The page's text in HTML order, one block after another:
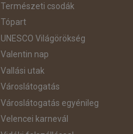
Természeti csodák
Tópart
UNESCO Világörökség
Valentin nap
Vallási utak
Városlátogatás
Városlátogatás egyénileg
Velencei karnevál